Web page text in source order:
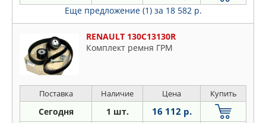
Еще предложение (1) за 18 582 р.
RENAULT 130C13130R
Комплект ремня ГРМ
Поставка Наличие Цена Купить
Сегодня 1 шт. 16 112 р.